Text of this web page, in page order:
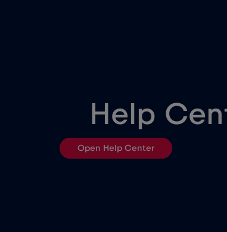
Dinamarca
Help
Open Help Center